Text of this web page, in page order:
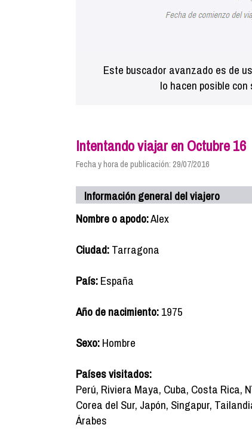
Este buscador avanzado es de
lo hacen posible
Intentando viajar en Octubre 16
Fecha y hora de publicación: 29/07/2016
Información general del viajero
Nombre o apodo:Alex
Ciudad:Tarragona
País:España
Año de nacimiento:1975
Sexo:Hombre
Países visitados:
Perú, Riviera Maya, Cuba, Costa Rica,
Corea del Sur, Japón, Singapur,
Árabes